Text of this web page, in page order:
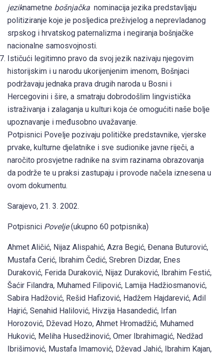
jeziknametne bošnjačka nominacija jezika predstavljaju
politiziranje koje je posljedica preživjelog a neprevladanog
srpskog i hrvatskog paternalizma i negiranja bošnjačke
nacionalne samosvojnosti.
Ističući legitimno pravo da svoj jezik nazivaju njegovim
historijskim i u narodu ukorijenjenim imenom, Bošnjaci
podržavaju jednaka prava drugih naroda u Bosni i
Hercegovini i šire, a smatraju dobrodošlim lingvistička
istraživanja i zalaganja u kulturi koja će omogućiti naše bolje
upoznavanje i međusobno uvažavanje.
Potpisnici Povelje pozivaju političke predstavnike, vjerske
prvake, kulturne djelatnike i sve sudionike javne riječi, a
naročito prosvjetne radnike na svim razinama obrazovanja
da podrže te u praksi zastupaju i provode načela iznesena u
ovom dokumentu.
Sarajevo, 21. 3. 2002.
Potpisnici Povelje(ukupno 60 potpisnika)
Ahmet Aličić, Nijaz Alispahić, Azra Begić, Đenana Buturović,
Mustafa Cerić, Ibrahim Čedić, Srebren Dizdar, Enes
Duraković, Ferida Duraković, Nijaz Duraković, Ibrahim Festić,
Šaćir Filandra, Muhamed Filipović, Lamija Hadžiosmanović,
Sabira Hadžović, Rešid Hafizović, Hadžem Hajdarević, Adil
Hajrić, Senahid Halilović, Hivzija Hasandedić, Irfan
Horozović, Dževad Hozo, Ahmet Hromadžić, Muhamed
Huković, Meliha Husedžinović, Omer Ibrahimagić, Nedžad
Ibrišimović, Mustafa Imamović, Dževad Jahić, Ibrahim Kajan,